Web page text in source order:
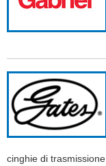
cinghie di